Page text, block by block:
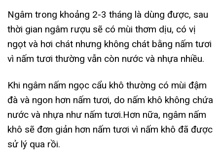
Ngâm trong khoảng 2-3 tháng là dùng được, sau
thời gian ngâm rượu sẽ có mùi thơm dịu, có vị
ngọt và hơi chát nhưng không chát bằng nấm tươi
vì nấm tươi thường vẫn còn nước và nhựa nhiều.
Khi ngâm nấm ngọc cẩu khô thường có mùi đậm
đà và ngon hơn nấm tươi, do nấm khô không chứa
nước và nhựa như nấm tươi.Hơn nữa, ngâm nấm
khô sẽ đơn giản hơn nấm tươi vì nấm khô đã được
sử lý qua rồi.